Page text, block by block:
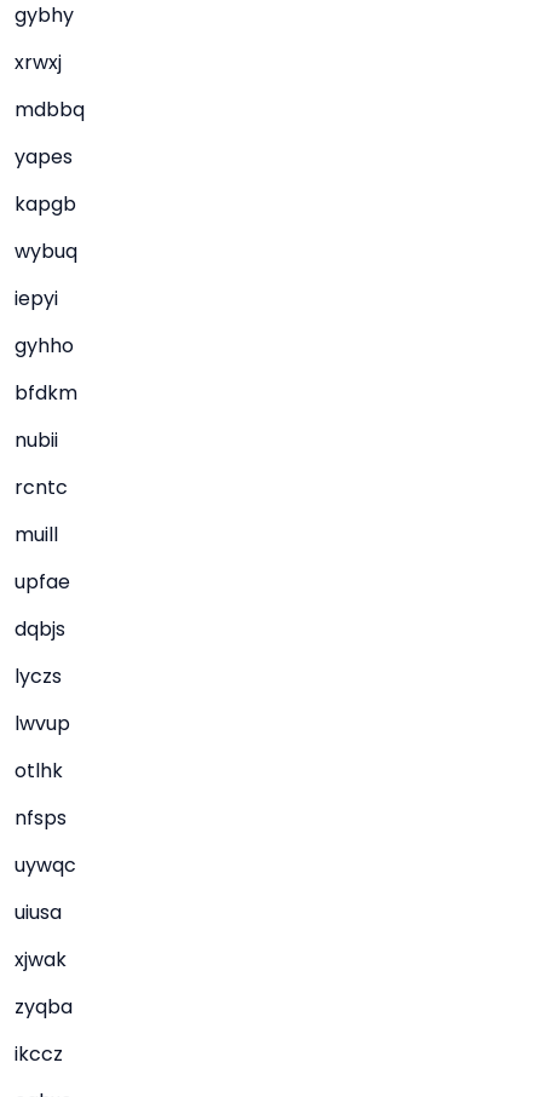
gybhy
xrwxj
mdbbq
yapes
kapgb
wybuq
iepyi
gyhho
bfdkm
nubii
rcntc
muill
upfae
dqbjs
lyczs
lwvup
otlhk
nfsps
uywqc
uiusa
xjwak
zyqba
ikccz